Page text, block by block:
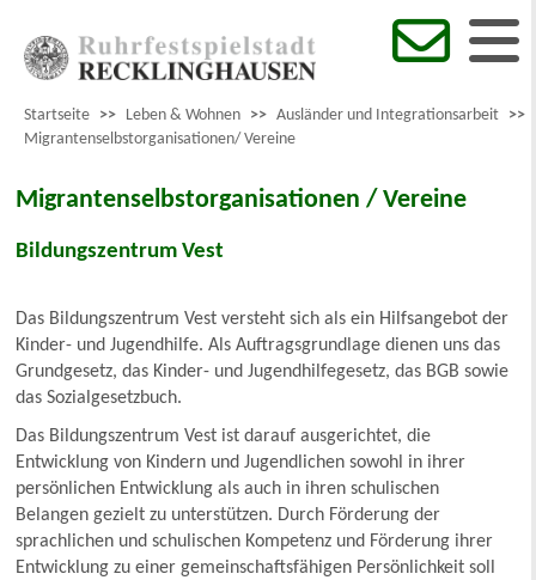
Startseite >> Leben & Wohnen >> Ausländer und Integrationsarbeit >>
Migrantenselbstorganisationen/ Vereine
Migrantenselbstorganisationen / Vereine
Bildungszentrum Vest
Das Bildungszentrum Vest versteht sich als ein Hilfsangebot der
Kinder- und Jugendhilfe. Als Auftragsgrundlage dienen uns das
Grundgesetz, das Kinder- und Jugendhilfegesetz, das BGB sowie
das Sozialgesetzbuch.
Das Bildungszentrum Vest ist darauf ausgerichtet, die
Entwicklung von Kindern und Jugendlichen sowohl in ihrer
persönlichen Entwicklung als auch in ihren schulischen
Belangen gezielt zu unterstützen. Durch Förderung der
sprachlichen und schulischen Kompetenz und Förderung ihrer
Entwicklung zu einer gemeinschaftsfähigen Persönlichkeit soll